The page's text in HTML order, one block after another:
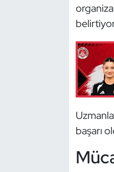
başarı
Hava Sporları
İşitme Engelli
Judo ve Kuraş